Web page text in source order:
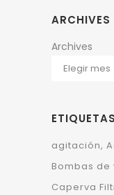
ARCHIVES
Archives
ETIQUETAS
agitación
Bombas de
Caperva